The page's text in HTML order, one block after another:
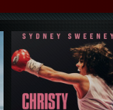
Details,Play